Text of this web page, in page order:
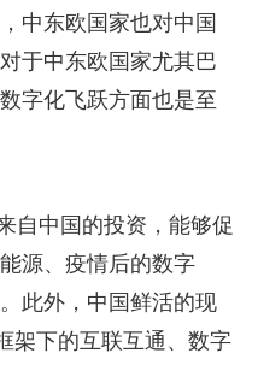
中东欧国家也对中国
于中东欧国家尤其巴
字化飞跃方面也是至
自中国的投资，能够促
源、疫情后的数字
此外，中国鲜活的现
架下的互联互通、数字